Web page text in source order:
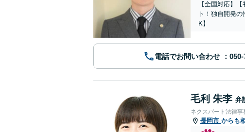
【全国対応】
ト！独自開発
K】
電話でお問い合わせ
毛利 朱李 弁
ネクスパート法律
長岡市 からも